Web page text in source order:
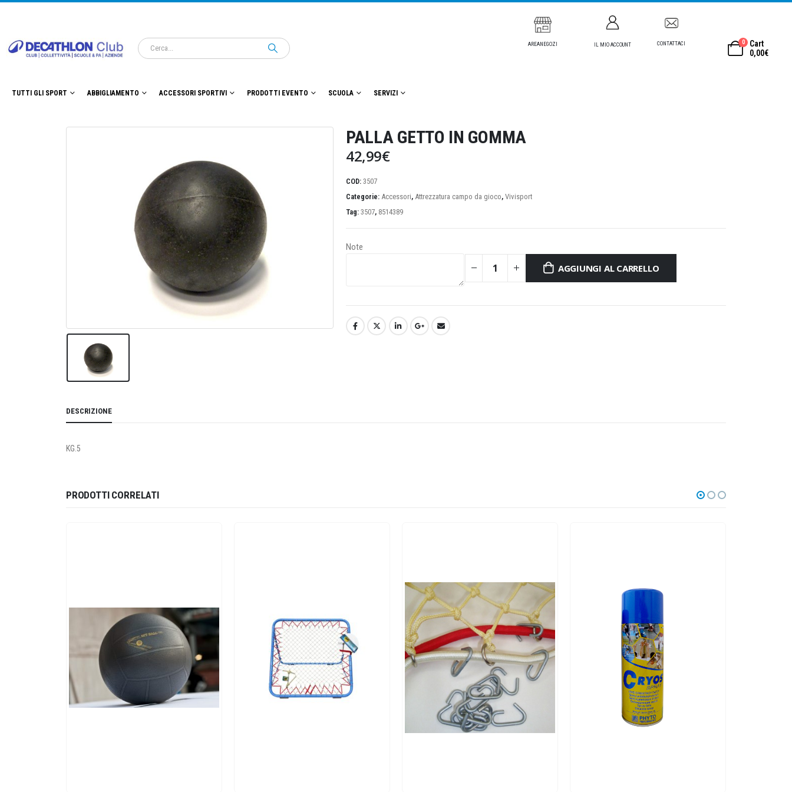
AREANEGOZI IL MIO ACCOUNT CONTATTACI 0
Cart
0,00€
TUTTI GLI SPORT ABBIGLIAMENTO ACCESSORI SPORTIVI PRODOTTI EVENTO SCUOLA SERVIZI
PALLA GETTO IN GOMMA
42,99€
COD: 3507
Categorie: Accessori, Attrezzatura campo da gioco, Vivisport
Tag: 3507, 8514389
Note
AGGIUNGI AL CARRELLO
DESCRIZIONE
KG.5
PRODOTTI CORRELATI